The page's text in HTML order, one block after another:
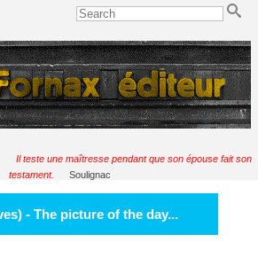
Il teste une maîtresse pendant que son épouse fait son
testament.
Soulignac
- The picture of the day...